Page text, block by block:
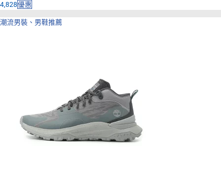
4,828優惠
潮流男裝、男鞋推薦